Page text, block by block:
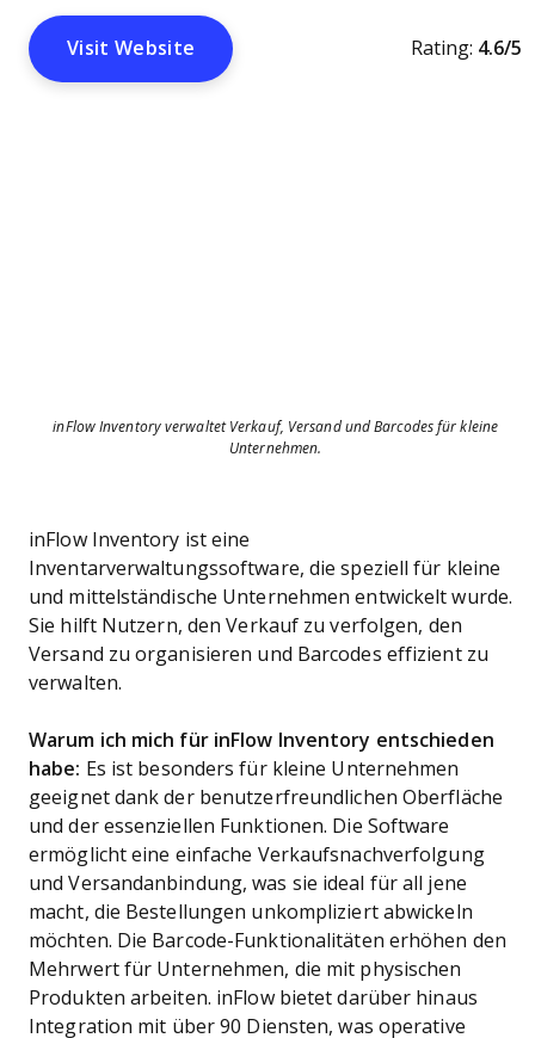
Visit Website Rating: 4.6/5
inFlow Inventory verwaltet Verkauf, Versand und Barcodes für kleine
Unternehmen.
inFlow Inventory ist eine
Inventarverwaltungssoftware, die speziell für kleine
und mittelständische Unternehmen entwickelt wurde.
Sie hilft Nutzern, den Verkauf zu verfolgen, den
Versand zu organisieren und Barcodes effizient zu
verwalten.
Warum ich mich für inFlow Inventory entschieden
habe: Es ist besonders für kleine Unternehmen
geeignet dank der benutzerfreundlichen Oberfläche
und der essenziellen Funktionen. Die Software
ermöglicht eine einfache Verkaufsnachverfolgung
und Versandanbindung, was sie ideal für all jene
macht, die Bestellungen unkompliziert abwickeln
möchten. Die Barcode-Funktionalitäten erhöhen den
Mehrwert für Unternehmen, die mit physischen
Produkten arbeiten. inFlow bietet darüber hinaus
Integration mit über 90 Diensten, was operative